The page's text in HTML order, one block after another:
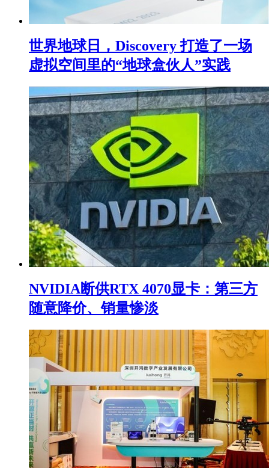
世界地球日，Discovery 打造了一场
虚拟空间里的“地球盒伙人”实践
NVIDIA断供RTX 4070显卡：第三方
随意降价、销量惨淡